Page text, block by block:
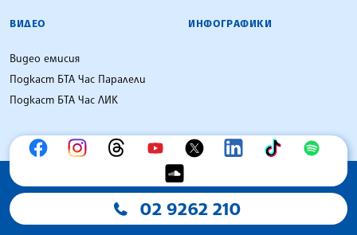
ВИДЕО
Видео емисия
Подкаст БТА Час Паралели
Подкаст БТА Час ЛИК
ИНФОГРАФИКИ
02 9262 210